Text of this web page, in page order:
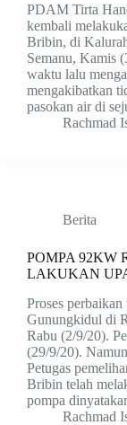
PDAM Tirta
kembali
Bribin, di
Semanu, Kamis
waktu lalu
mengakibatkan
pasokan air di
Rachmad
Berita
POMPA 92KW
LAKUKAN
Proses
Gunungkidul di
Rabu (2/9/20).
(29/9/20).
Petugas
Bribin telah
pompa
Rachmad